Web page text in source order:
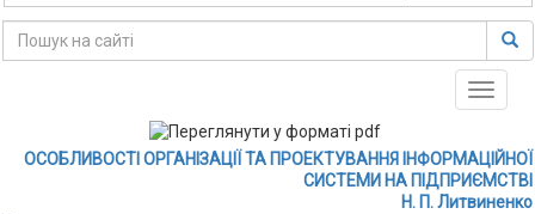
Toggle
ОСОБЛИВОСТІ ОРГАНІЗАЦІЇ ТА ПРОЕКТУВАННЯ ІНФОРМАЦІЙНОЇ
СИСТЕМИ НА ПІДПРИЄМСТВІ
Н. П. Литвиненко